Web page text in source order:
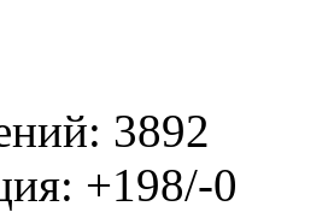
3892
+198/-0